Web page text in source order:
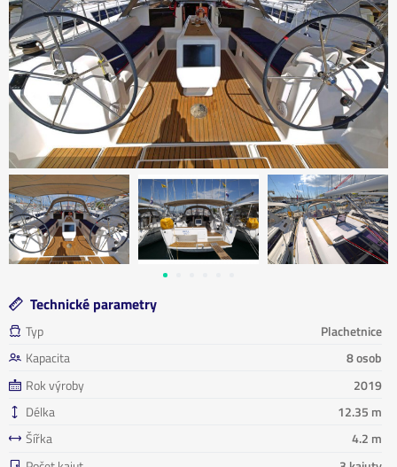
Technické parametry
Typ
Plachetnice
Kapacita
8 osob
Rok výroby
2019
Délka
12.35 m
Šířka
4.2 m